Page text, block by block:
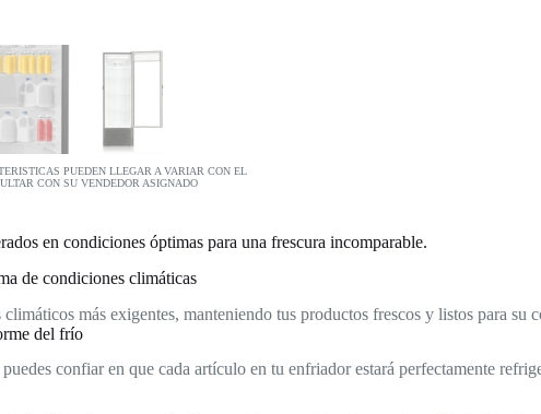
PUEDEN LLEGAR A VARIAR CON EL
CON SU VENDEDOR ASIGNADO
en condiciones óptimas para una frescura incomparable.
de condiciones climáticas
más exigentes, manteniendo tus productos frescos y listos para su
del frío
confiar en que cada artículo en tu enfriador estará perfectamente